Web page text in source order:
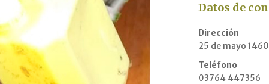
Datos de
Dirección
25 de mayo
Teléfono
03764 447356